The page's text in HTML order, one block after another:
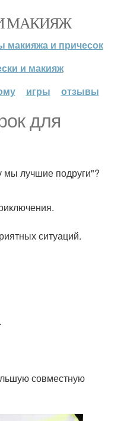
МАКИЯЖ
макияжа и причесок
и макияж
игры отзывы
для
мы лучшие подруги"?
ситуаций.
совместную